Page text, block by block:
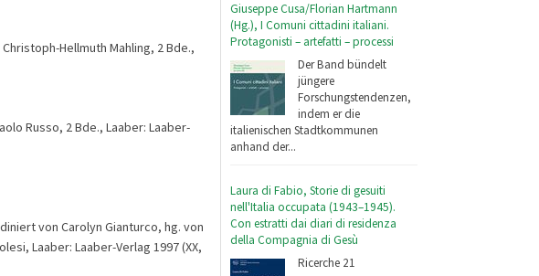
Giuseppe Cusa/Florian Hartmann
(Hg.), I Comuni cittadini italiani.
Protagonisti – artefatti – processi
Der Band bündelt
jüngere
Forschungstendenzen,
indem er die
italienischen Stadtkommunen
anhand der...
Laura di Fabio, Storie di gesuiti
nell'Italia occupata (1943–1945).
Con estratti dai diari di residenza
della Compagnia di Gesù
Ricerche 21
Hellmuth Mahling, 2 Bde.,
Russo, 2 Bde., Laaber: Laaber-
von Carolyn Gianturco, hg. von
Laaber: Laaber-Verlag 1997 (XX,